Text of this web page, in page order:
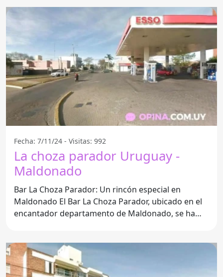
Fecha: 7/11/24 - Visitas: 992
La choza parador Uruguay -
Maldonado
Bar La Choza Parador: Un rincón especial en
Maldonado El Bar La Choza Parador, ubicado en el
encantador departamento de Maldonado, se ha